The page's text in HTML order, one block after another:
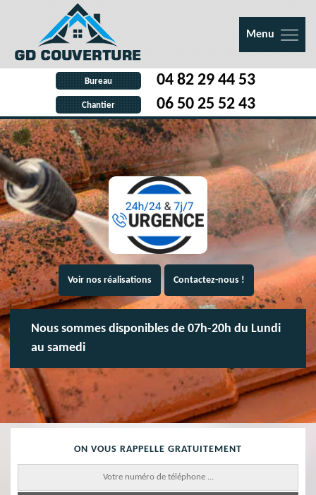
Menu
Bureau 04 82 29 44 53
Chantier 06 50 25 52 43
Voir nos réalisations Contactez-nous !
Nous sommes disponibles de 07h-20h du Lundi
au samedi
ON VOUS RAPPELLE GRATUITEMENT